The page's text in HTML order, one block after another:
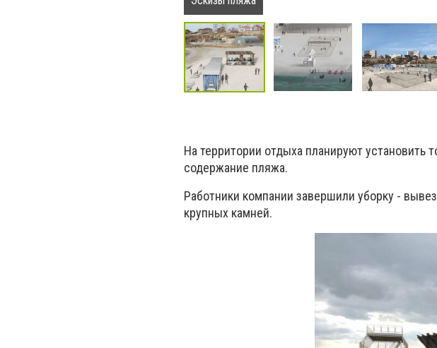
На территории отдыха планируют установить
содержание пляжа.
Работники компании завершили уборку -
крупных камней.